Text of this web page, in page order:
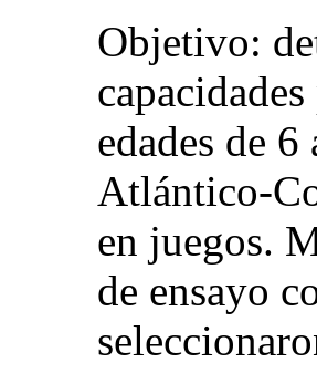
Objetivo:
edades de
Atlántico-
en juegos.
de ensayo